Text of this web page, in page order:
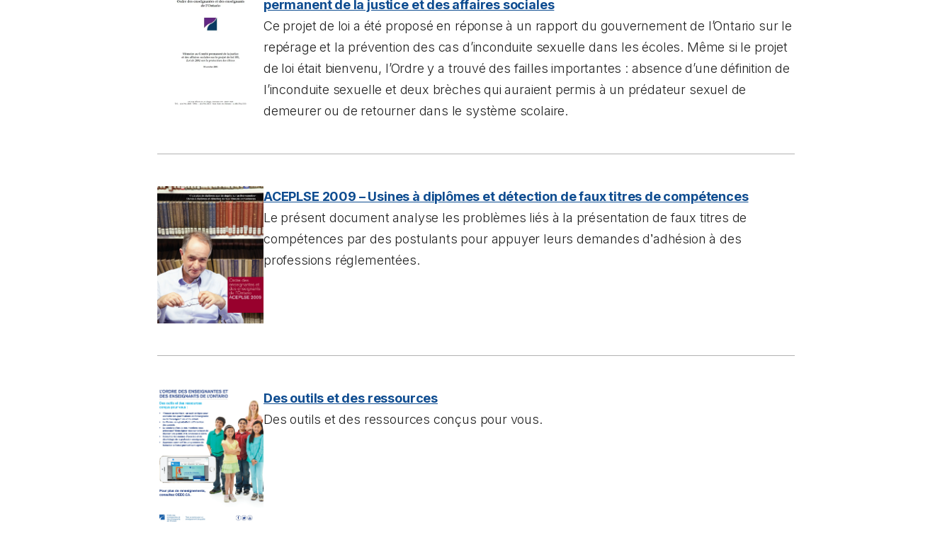
permanent de la justice et des affaires sociales
Ce projet de loi a été proposé en réponse à un rapport du gouvernement de l’Ontario sur le
repérage et la prévention des cas d’inconduite sexuelle dans les écoles. Même si le projet
de loi était bienvenu, l’Ordre y a trouvé des failles importantes : absence d’une définition de
l’inconduite sexuelle et deux brèches qui auraient permis à un prédateur sexuel de
demeurer ou de retourner dans le système scolaire.
ACEPLSE 2009 – Usines à diplômes et détection de faux titres de compétences
Le présent document analyse les problèmes liés à la présentation de faux titres de
compétences par des postulants pour appuyer leurs demandes d’adhésion à des
professions réglementées.
Des outils et des ressources
Des outils et des ressources conçus pour vous.